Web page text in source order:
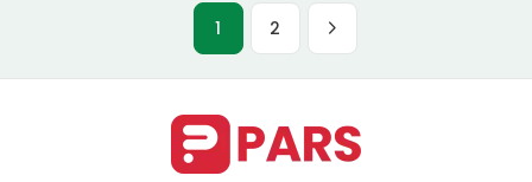
müze gezmekten” ziyade bölgenin ruhunu hissetmek,
ilçe merkezinde yürümek, çevredeki arkeolojik ve […]
1 2